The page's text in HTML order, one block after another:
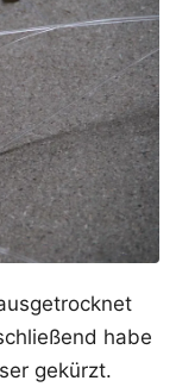
habe
gekürzt.